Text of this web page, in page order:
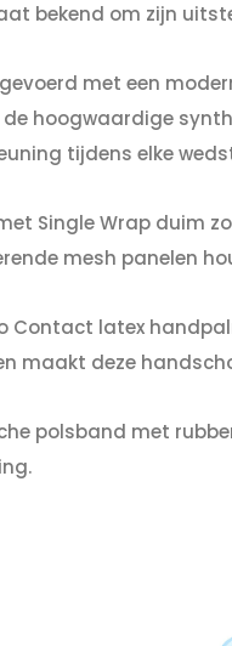
bekend om zijn
met een
hoogwaardige
tijdens elke
Single Wrap duim
mesh panelen
Contact latex
maakt deze
polsband met